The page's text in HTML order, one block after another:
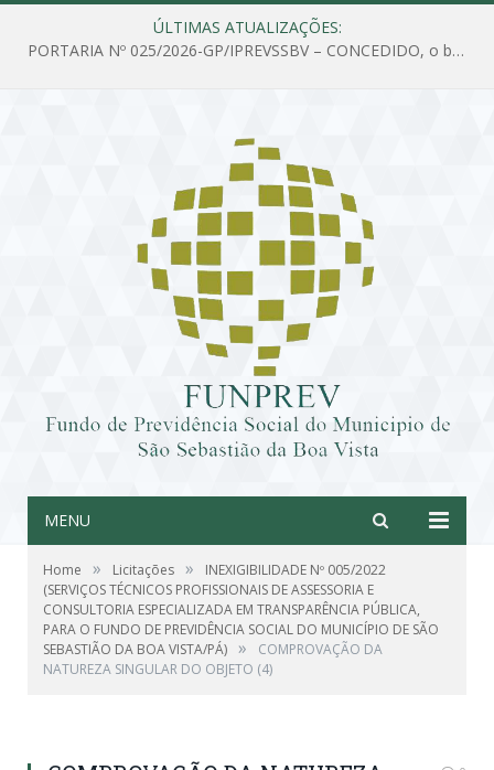
ÚLTIMAS ATUALIZAÇÕES:
PORTARIA Nº 025/2026-GP/IPREVSSBV – CONCEDIDO, o benefício de PENSÃO a MARIA ESTELA DOS SANTOS SOUZA
MENU
Home » Licitações »
INEXIGIBILIDADE Nº 005/2022
(SERVIÇOS TÉCNICOS PROFISSIONAIS DE ASSESSORIA E
CONSULTORIA ESPECIALIZADA EM TRANSPARÊNCIA PÚBLICA,
PARA O FUNDO DE PREVIDÊNCIA SOCIAL DO MUNICÍPIO DE SÃO
SEBASTIÃO DA BOA VISTA/PÁ) »
COMPROVAÇÃO DA
NATUREZA SINGULAR DO OBJETO (4)